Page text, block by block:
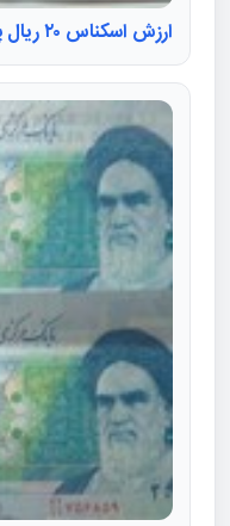
ارزش اسکناس ۲۰ ریال پهلوی